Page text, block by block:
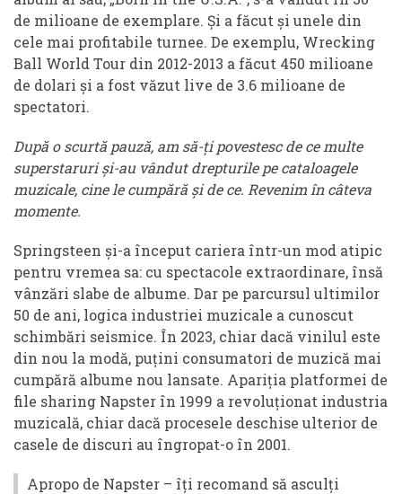
de milioane de exemplare. Și a făcut și unele din
cele mai profitabile turnee. De exemplu, Wrecking
Ball World Tour din 2012-2013 a făcut 450 milioane
de dolari și a fost văzut live de 3.6 milioane de
spectatori.
După o scurtă pauză, am să-ți povestesc de ce multe
superstaruri și-au vândut drepturile pe cataloagele
muzicale, cine le cumpără și de ce. Revenim în câteva
momente.
Springsteen și-a început cariera într-un mod atipic
pentru vremea sa: cu spectacole extraordinare, însă
vânzări slabe de albume. Dar pe parcursul ultimilor
50 de ani, logica industriei muzicale a cunoscut
schimbări seismice. În 2023, chiar dacă vinilul este
din nou la modă, puțini consumatori de muzică mai
cumpără albume nou lansate. Apariția platformei de
file sharing Napster în 1999 a revoluționat industria
muzicală, chiar dacă procesele deschise ulterior de
casele de discuri au îngropat-o în 2001.
Apropo de Napster – îți recomand să asculți